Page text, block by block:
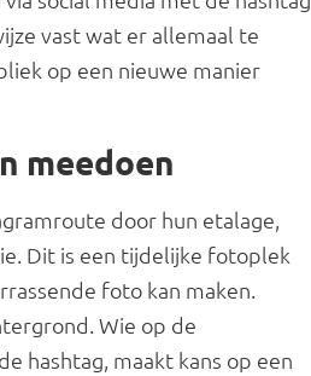
vast wat er allemaal te
op een nieuwe manier
meedoen
door hun etalage,
Dit is een tijdelijke fotoplek
foto kan maken.
Wie op de
hashtag, maakt kans op een